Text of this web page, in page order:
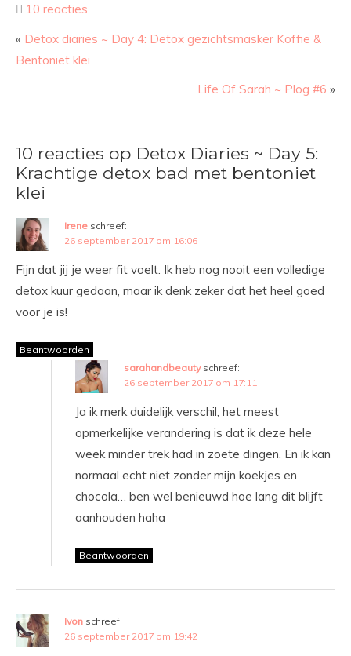
10 reacties
« Detox diaries ~ Day 4: Detox gezichtsmasker Koffie &
Bentoniet klei
Life Of Sarah ~ Plog #6 »
10 reacties op Detox Diaries ~ Day 5:
Krachtige detox bad met bentoniet
klei
Irene schreef:
26 september 2017 om 16:06
Fijn dat jij je weer fit voelt. Ik heb nog nooit een volledige
detox kuur gedaan, maar ik denk zeker dat het heel goed
voor je is!
Beantwoorden
sarahandbeauty schreef:
26 september 2017 om 17:11
Ja ik merk duidelijk verschil, het meest
opmerkelijke verandering is dat ik deze hele
week minder trek had in zoete dingen. En ik kan
normaal echt niet zonder mijn koekjes en
chocola… ben wel benieuwd hoe lang dit blijft
aanhouden haha
Beantwoorden
Ivon schreef:
26 september 2017 om 19:42